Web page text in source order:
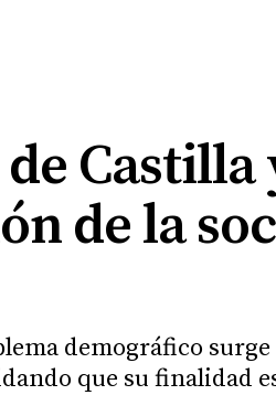
Castilla
de la
demográfico
que su finalidad